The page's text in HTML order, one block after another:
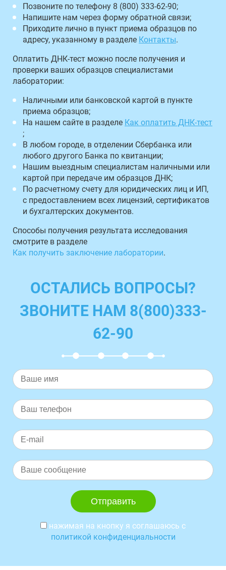
Позвоните по телефону 8 (800) 333-62-90;
Напишите нам через форму обратной связи;
Приходите лично в пункт приема образцов по
адресу, указанному в разделе Контакты.
Оплатить ДНК-тест можно после получения и
проверки ваших образцов специалистами
лаборатории:
Наличными или банковской картой в пункте
приема образцов;
На нашем сайте в разделе Как оплатить ДНК-тест
;
В любом городе, в отделении Сбербанка или
любого другого Банка по квитанции;
Нашим выездным специалистам наличными или
картой при передаче им образцов ДНК;
По расчетному счету для юридических лиц и ИП,
с предоставлением всех лицензий, сертификатов
и бухгалтерских документов.
Способы получения результата исследования
смотрите в разделе
Как получить заключение лаборатории.
ОСТАЛИСЬ ВОПРОСЫ?
ЗВОНИТЕ НАМ 8(800)333-
62-90
нажимая на кнопку я соглашаюсь с
политикой конфиденциальности